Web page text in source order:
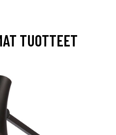
TUOTTEET